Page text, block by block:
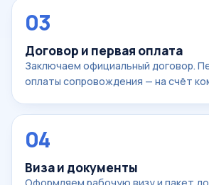
03
Договор и первая оплата
Заключаем официальный договор.
оплаты сопровождения — на счёт
04
Виза и документы